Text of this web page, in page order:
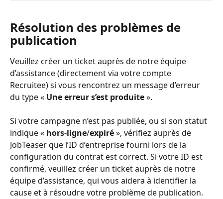
Résolution des problèmes de
publication
Veuillez créer un ticket auprès de notre équipe
d’assistance (directement via votre compte
Recruitee) si vous rencontrez un message d’erreur
du type « Une erreur s’est produite ».
Si votre campagne n’est pas publiée, ou si son statut
indique « hors-ligne/expiré », vérifiez auprès de
JobTeaser que l’ID d’entreprise fourni lors de la
configuration du contrat est correct. Si votre ID est
confirmé, veuillez créer un ticket auprès de notre
équipe d’assistance, qui vous aidera à identifier la
cause et à résoudre votre problème de publication.